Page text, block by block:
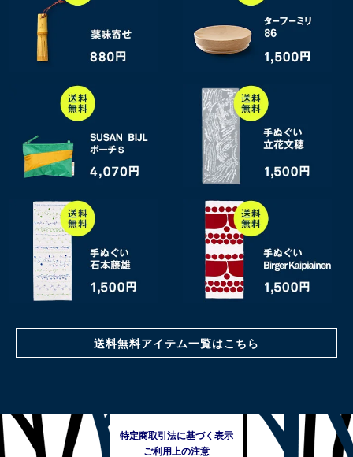
送料無料アイテム一覧はこちら
特定商取引法に基づく表示
ご利用上の注意